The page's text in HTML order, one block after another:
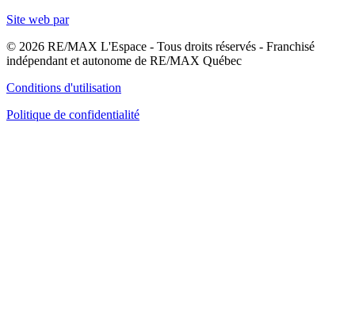
Site web par
© 2026 RE/MAX L'Espace - Tous droits réservés - Franchisé
indépendant et autonome de RE/MAX Québec
Conditions d'utilisation
Politique de confidentialité